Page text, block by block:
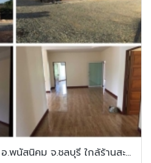
ให้เช่าบ้านเดี่ยว พื้นที่ 1 ไร่ อ.พนัสนิคม จ.ชลบุรี ใกล้ร้านสะดวก